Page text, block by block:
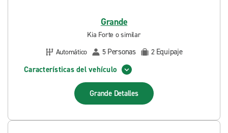
Grande
Kia Forte o similar
Automático
5 Personas 2 Equipaje
Características del vehículo
Grande Detalles